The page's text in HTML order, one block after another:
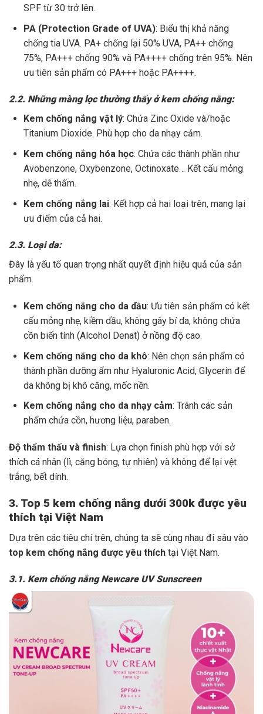
SPF từ 30 trở lên.
PA (Protection Grade of UVA): Biểu thị khả năng
chống tia UVA. PA+ chống lại 50% UVA, PA++ chống
75%, PA+++ chống 90% và PA++++ chống trên 95%. Nên
ưu tiên sản phẩm có PA+++ hoặc PA++++.
2.2. Những màng lọc thường thấy ở kem chống nắng:
Kem chống nắng vật lý: Chứa Zinc Oxide và/hoặc
Titanium Dioxide. Phù hợp cho da nhạy cảm.
Kem chống nắng hóa học: Chứa các thành phần như
Avobenzone, Oxybenzone, Octinoxate… Kết cấu mỏng
nhẹ, dễ thấm.
Kem chống nắng lai: Kết hợp cả hai loại trên, mang lại
ưu điểm của cả hai.
2.3. Loại da:
Đây là yếu tố quan trọng nhất quyết định hiệu quả của sản
phẩm.
Kem chống nắng cho da dầu: Ưu tiên sản phẩm có kết
cấu mỏng nhẹ, kiềm dầu, không gây bí da, không chứa
cồn biến tính (Alcohol Denat) ở nồng độ cao.
Kem chống nắng cho da khô: Nên chọn sản phẩm có
thành phần dưỡng ẩm như Hyaluronic Acid, Glycerin để
da không bị khô căng, mốc nền.
Kem chống nắng cho da nhạy cảm: Tránh các sản
phẩm chứa cồn, hương liệu, paraben.
Độ thẩm thấu và finish: Lựa chọn finish phù hợp với sở
thích cá nhân (lì, căng bóng, tự nhiên) và không để lại vệt
trắng, bết dính.
3. Top 5 kem chống nắng dưới 300k được yêu
thích tại Việt Nam
Dựa trên các tiêu chí trên, chúng ta sẽ cùng nhau đi sâu vào
top kem chống nắng được yêu thích tại Việt Nam.
3.1. Kem chống nắng Newcare UV Sunscreen